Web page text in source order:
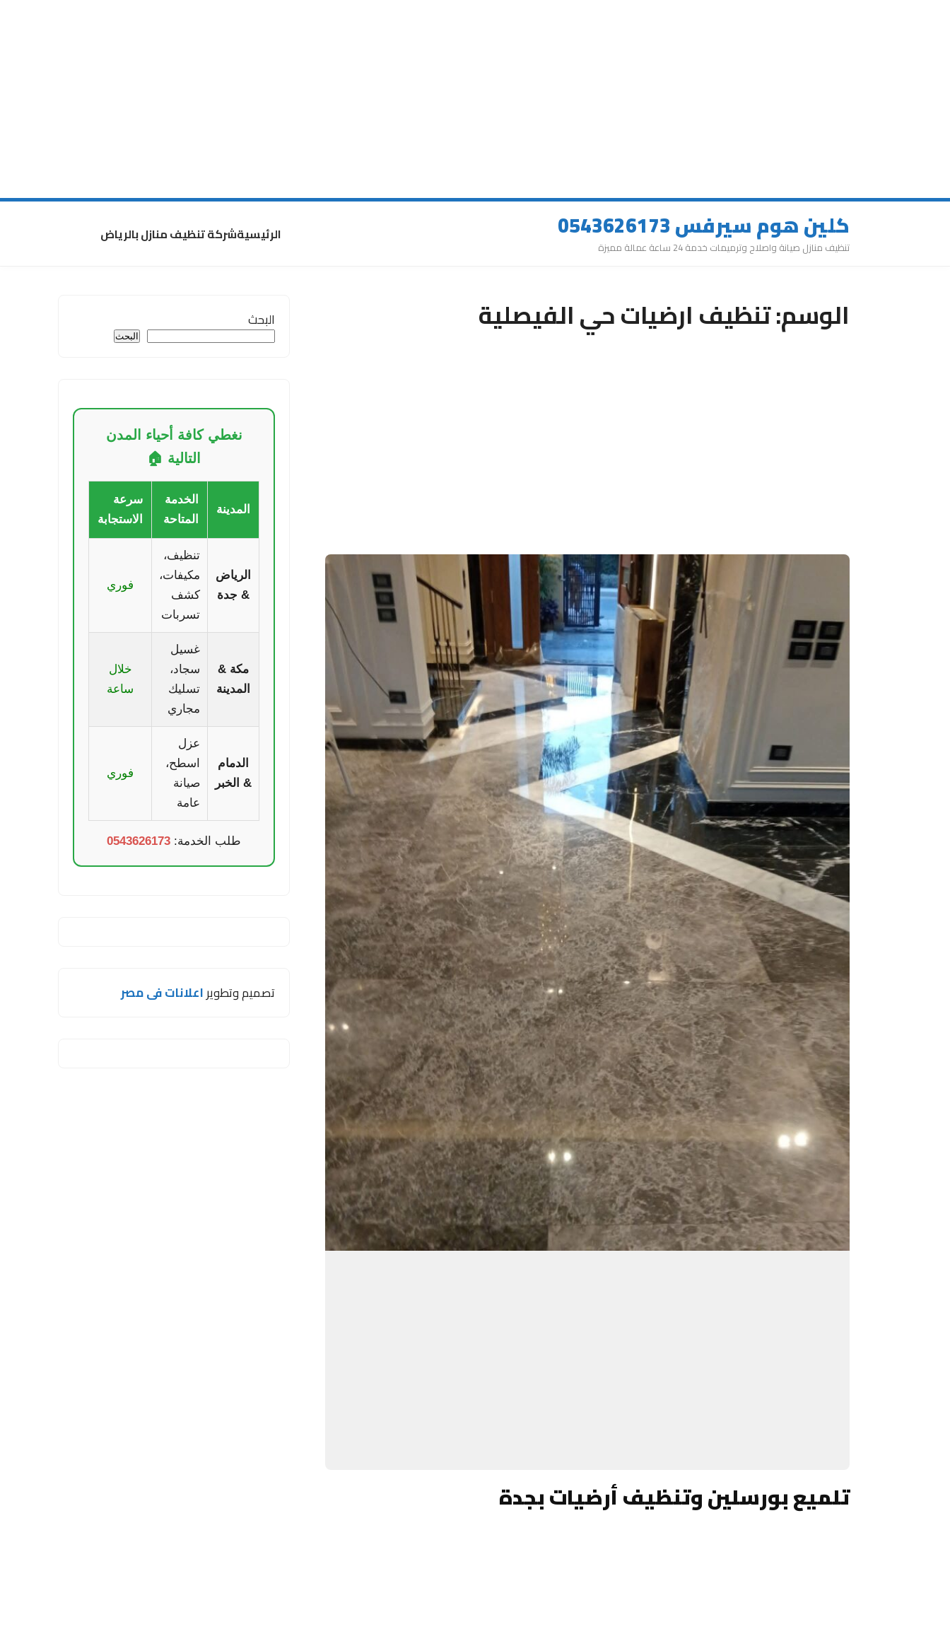
كلين هوم سيرفس 0543626173
تنظيف منازل صيانة واصلاح وترميمات خدمة 24 ساعة عمالة مميزة
الرئيسيةشركة تنظيف منازل بالرياض
الوسم:تنظيف ارضيات حي الفيصلية
تلميع بورسلين وتنظيف أرضيات بجدة
البحث
البحث
نغطي كافة أحياء المدن
التالية 🏠
المدينة
الخدمة
المتاحة
سرعة
الاستجابة
الرياض
& جدة
تنظيف،
مكيفات،
كشف
تسربات
فوري
مكة &
المدينة
غسيل
سجاد،
تسليك
مجاري
خلال
ساعة
الدمام
& الخبر
عزل
اسطح،
صيانة
عامة
فوري
طلب الخدمة: 0543626173
تصميم وتطويراعلانات فى مصر